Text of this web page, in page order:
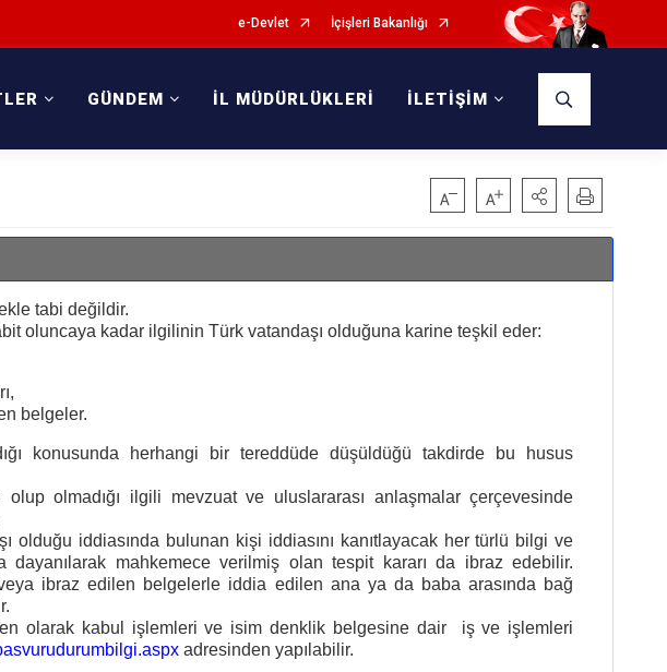
e-Devlet İçişleri Bakanlığı
GÜNDEM İL MÜDÜRLÜKLERİ İLETİŞİM
tabi değildir.
oluncaya kadar ilgilinin Türk vatandaşı olduğuna karine teşkil eder:
belgeler.
konusunda herhangi bir tereddüde düşüldüğü takdirde bu husus
olmadığı ilgili mevzuat ve uluslararası anlaşmalar çerçevesinde
olduğu iddiasında bulunan kişi iddiasını kanıtlayacak her türlü bilgi ve
dayanılarak mahkemece verilmiş olan tespit kararı da ibraz edebilir.
ibraz edilen belgelerle iddia edilen ana ya da baba arasında bağ
olarak kabul işlemleri ve isim denklik belgesine dair iş ve işlemleri
adresinden yapılabilir.